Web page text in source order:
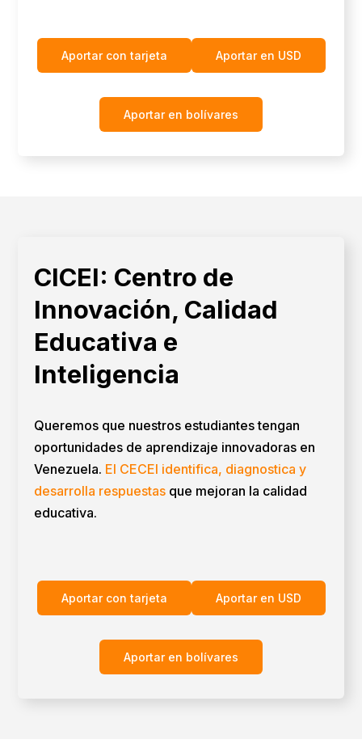
Aportar con tarjeta Aportar en USD
Aportar en bolívares
CICEI: Centro de
Innovación, Calidad
Educativa e
Inteligencia
Queremos que nuestros estudiantes tengan
oportunidades de aprendizaje innovadoras en
Venezuela. El CECEI identifica, diagnostica y
desarrolla respuestas que mejoran la calidad
educativa.
Aportar con tarjeta Aportar en USD
Aportar en bolívares